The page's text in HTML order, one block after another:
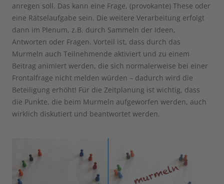
anregen soll. Das kann eine Frage, (provokante) These oder
eine Rätselaufgabe sein. Die weitere Verarbeitung erfolgt
dann im Plenum, z.B. durch Sammeln der Ideen,
Antworten oder Fragen. Vorteil ist, dass durch das
Murmeln auch Teilnehmende aktiviert und zu einem
Beitrag animiert werden, die sich normalerweise bei einer
Frontalfrage nicht melden würden – dadurch wird die
Beteiligung erhöht! Für die Zeitplanung ist wichtig, dass
die Punkte, die beim Murmeln aufgeworfen werden, auch
wirklich diskutiert und beantwortet werden.